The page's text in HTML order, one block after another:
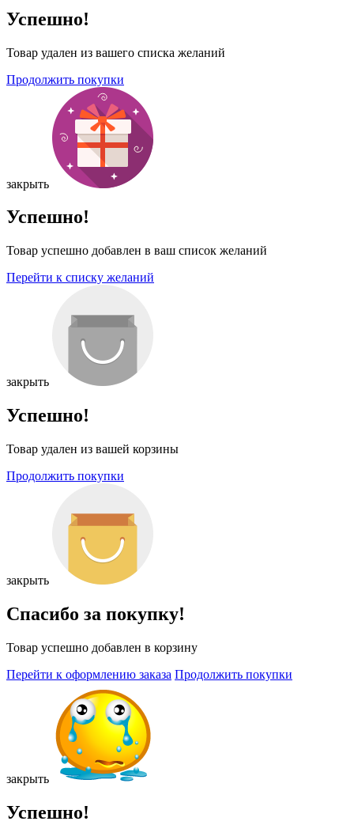
Успешно!
Товар удален из вашего списка желаний
Продолжить покупки
закрыть
Успешно!
Товар успешно добавлен в ваш список желаний
Перейти к списку желаний
закрыть
Успешно!
Товар удален из вашей корзины
Продолжить покупки
закрыть
Спасибо за покупку!
Товар успешно добавлен в корзину
Перейти к оформлению заказа Продолжить покупки
закрыть
Успешно!